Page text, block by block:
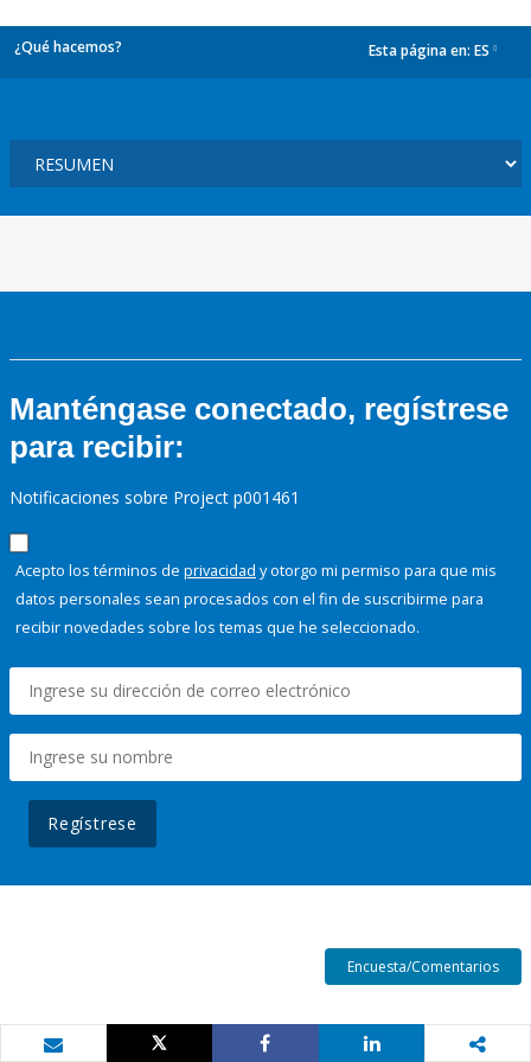
¿Qué hacemos? Esta página en: ES
Manténgase conectado, regístrese
para recibir:
Notificaciones sobre Project p001461
Acepto los términos de privacidad y otorgo mi permiso para que mis
datos personales sean procesados con el fin de suscribirme para
recibir novedades sobre los temas que he seleccionado.
Regístrese
Encuesta/Comentarios